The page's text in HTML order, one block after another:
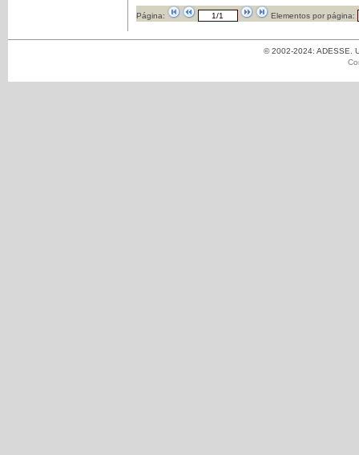
Página: Elementos por página:
© 2002-2024: ADESSE.